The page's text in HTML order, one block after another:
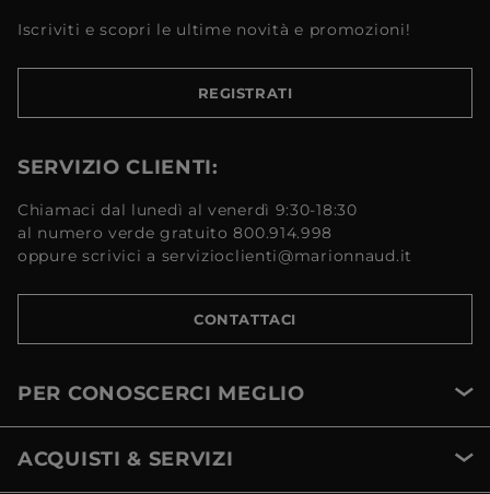
Iscriviti e scopri le ultime novità e promozioni!
REGISTRATI
SERVIZIO CLIENTI:
Chiamaci dal lunedì al venerdì 9:30-18:30
al numero verde gratuito 800.914.998
oppure scrivici a servizioclienti@marionnaud.it
CONTATTACI
PER CONOSCERCI MEGLIO
ACQUISTI & SERVIZI